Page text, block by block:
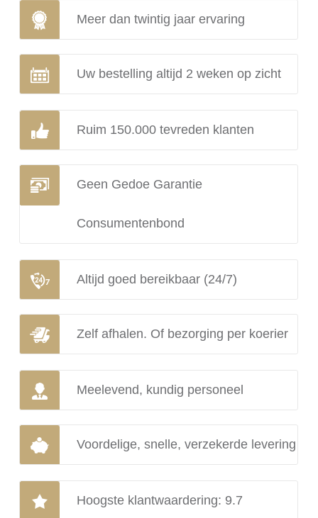
Meer dan twintig jaar ervaring
Uw bestelling altijd 2 weken op zicht
Ruim 150.000 tevreden klanten
Geen Gedoe Garantie
Consumentenbond
Altijd goed bereikbaar (24/7)
Zelf afhalen. Of bezorging per koerier
Meelevend, kundig personeel
Voordelige, snelle, verzekerde levering
Hoogste klantwaardering: 9.7